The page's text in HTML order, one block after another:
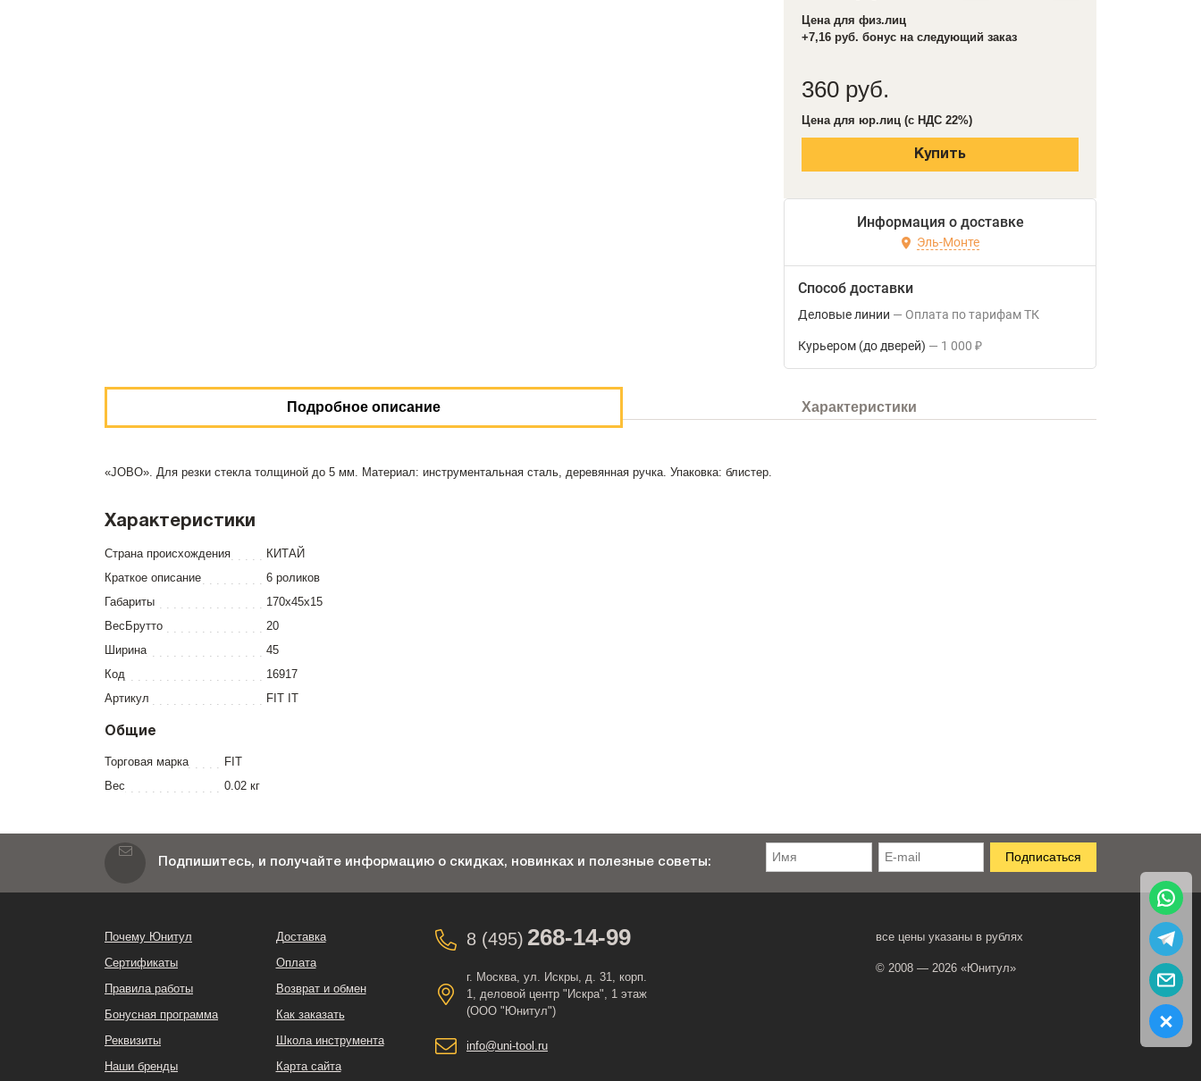
Цена для физ.лиц
+7,16 руб. бонус на следующий заказ
360 руб.
Цена для юр.лиц (с НДС 22%)
Купить
Информация о доставке
Эль-Монте
Способ доставки
Деловые линии Оплата по тарифам ТК
Курьером (до дверей) 1 000 ₽
Подробное описание Характеристики
«JOBO». Для резки стекла толщиной до 5 мм. Материал: инструментальная сталь, деревянная ручка. Упаковка: блистер.
Характеристики
Страна происхождения
КИТАЙ
Краткое описание
6 роликов
Габариты
170x45x15
ВесБрутто
20
Ширина
45
Код
16917
Артикул
FIT IT
Общие
Торговая марка
FIT
Вес
0.02 кг
Подпишитесь, и получайте информацию о скидках, новинках и полезные советы:
Почему Юнитул
Сертификаты
Правила работы
Бонусная программа
Реквизиты
Наши бренды
Доставка
Оплата
Возврат и обмен
Как заказать
Школа инструмента
Карта сайта
8 (495) 268-14-99
г. Москва, ул. Искры, д. 31, корп.
1, деловой центр "Искра", 1 этаж
(ООО "Юнитул")
info@uni-tool.ru
все цены указаны в рублях
© 2008 — 2026 «Юнитул»